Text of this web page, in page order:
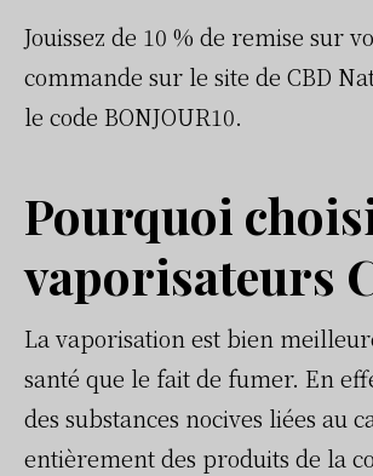
Jouissez de 10 % de remise sur
commande sur le site de CBD
le code BONJOUR10.
Pourquoi
vaporisateurs
La vaporisation est bien
santé que le fait de fumer. En
des substances nocives liées au
entièrement des produits de la